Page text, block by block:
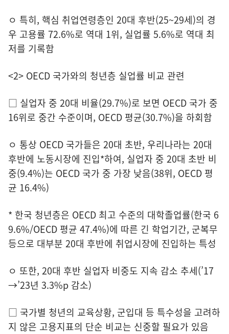
ㅇ 특히, 핵심 취업연령층인 20대 후반(25~29세)의 경
우 고용률 72.6%로 역대 1위, 실업률 5.6%로 역대 최
저를 기록함
<2> OECD 국가와의 청년층 실업률 비교 관련
□ 실업자 중 20대 비율(29.7%)로 보면 OECD 국가 중
16위로 중간 수준이며, OECD 평균(30.7%)을 하회함
ㅇ 통상 OECD 국가들은 20대 초반, 우리나라는 20대
후반에 노동시장에 진입*하여, 실업자 중 20대 초반 비
중(9.4%)는 OECD 국가 중 가장 낮음(38위, OECD 평
균 16.4%)
* 한국 청년층은 OECD 최고 수준의 대학졸업률(한국 6
9.6%/OECD 평균 47.4%)에 따른 긴 학업기간, 군복무
등으로 대부분 20대 후반에 취업시장에 진입하는 특성
ㅇ 또한, 20대 후반 실업자 비중도 지속 감소 추세(’17
→’23년 3.3%p 감소)
□ 국가별 청년의 교육상황, 군입대 등 특수성을 고려하
지 않은 고용지표의 단순 비교는 신중할 필요가 있음